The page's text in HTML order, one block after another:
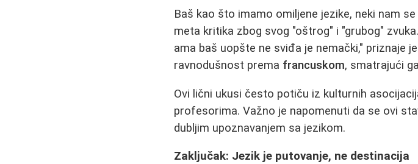
Baš kao što imamo omiljene jezike, neki nam
meta kritika zbog svog "oštrog" i "grubog"
ama baš uopšte ne sviđa je nemački," priznaje
ravnodušnost prema francuskom, smatrajući
Ovi lični ukusi često potiču iz kulturnih
profesorima. Važno je napomenuti da se ovi
dubljim upoznavanjem sa jezikom.
Zaključak: Jezik je putovanje, ne destinacija